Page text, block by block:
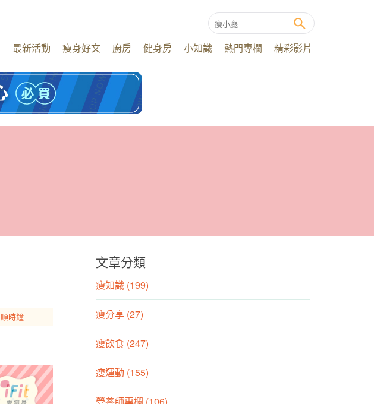
最新活動 瘦身好文 廚房 健身房 小知識 熱門專欄 精彩影片
順時鐘
文章分類
瘦知識 (199)
瘦分享 (27)
瘦飲食 (247)
瘦運動 (155)